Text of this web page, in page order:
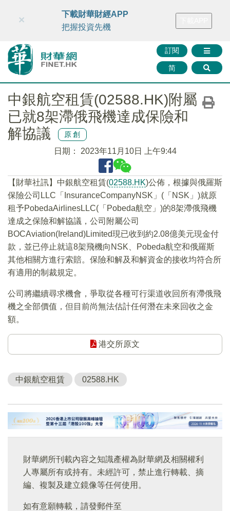
財華智庫網 FINTV FINMETA 財華證券 媒體矩陣
訂閱
简
×
下載財華財經APP
把握投資先機
中銀航空租賃(02588.HK)附屬
已就8架滯俄飛機達成保險和
解協議
原創
日期： 2023年11月10日 上午9:44
【財華社訊】中銀航空租賃(02588.HK)公佈，根據與俄羅斯
保險公司LLC「InsuranceCompanyNSK」(「NSK」)就原
租予PobedaAirlinesLLC(「Pobeda航空」)的8架滯俄飛機
達成之保險和解協議，公司附屬公司
BOCAviation(Ireland)Limited現已收到約2.08億美元現金付
款，並已停止就這8架飛機向NSK、Pobeda航空和俄羅斯
其他相關方進行索賠。保險和解及和解資金的接收均符合所
有適用的制裁規定。
公司將繼續尋求機會，爭取從各種可行渠道收回所有滯俄飛
機之全部價值，但目前尚無法估計任何潛在未來回收之金
額。
港交所原文
中銀航空租賃 02588.HK
財華網所刊載內容之知識產權為財華網及相關權利
人專屬所有或持有。未經許可，禁止進行轉載、摘
編、複製及建立鏡像等任何使用。
如有意願轉載，請發郵件至